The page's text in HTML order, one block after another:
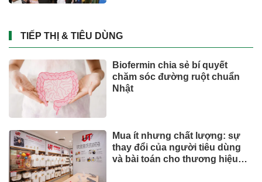
TIẾP THỊ & TIÊU DÙNG
Biofermin chia sẻ bí quyết
chăm sóc đường ruột chuẩn
Nhật
Mua ít nhưng chất lượng: sự
thay đổi của người tiêu dùng
và bài toán cho thương hiệu